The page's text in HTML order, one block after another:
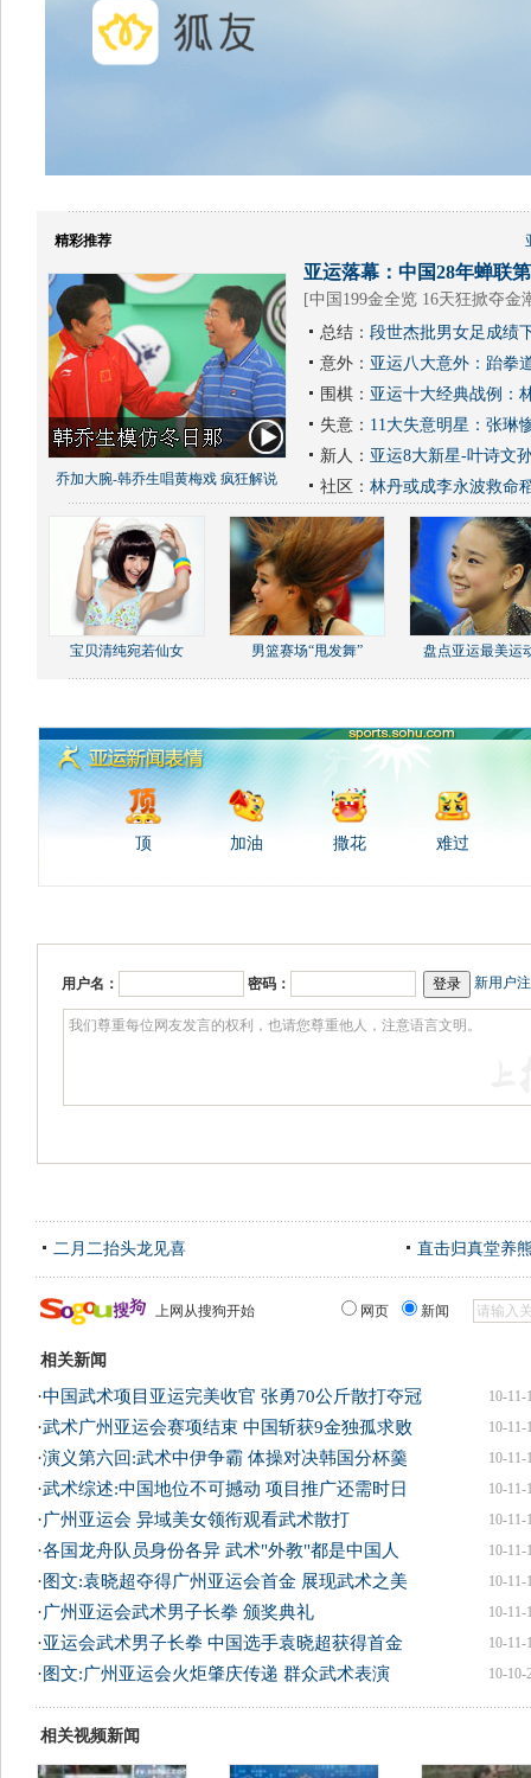
精彩推荐
乔加大腕-韩乔生唱黄梅戏 疯狂解说
亚运落幕：中国28年蝉联
[中国199金全览 16天狂掀夺金
总结： 段世杰批男女足成绩
意外： 亚运八大意外：跆拳
围棋： 亚运十大经典战例：
失意： 11大失意明星：张琳
新人： 亚运8大新星-叶诗文
社区： 林丹或成李永波救命
宝贝清纯宛若仙女 男篮赛场“甩发舞” 盘点亚运最美运
顶 加油 撒花 难过
用户名： 密码： 新用户
二月二抬头龙见喜 直击归真堂养
上网从搜狗开始 网页 新闻
相关新闻
10-11-
·中国武术项目亚运完美收官 张勇70公斤散打夺冠
10-11-
·武术广州亚运会赛项结束 中国斩获9金独孤求败
10-11-
·演义第六回:武术中伊争霸 体操对决韩国分杯羹
10-11-
·武术综述:中国地位不可撼动 项目推广还需时日
10-11-
·广州亚运会 异域美女领衔观看武术散打
10-11-
·各国龙舟队员身份各异 武术"外教"都是中国人
10-11-
· 图文:袁晓超夺得广州亚运会首金 展现武术之美
10-11-
·广州亚运会武术男子长拳 颁奖典礼
10-11-
·亚运会武术男子长拳 中国选手袁晓超获得首金
10-10-
· 图文:广州亚运会火炬肇庆传递 群众武术表演
相关视频新闻